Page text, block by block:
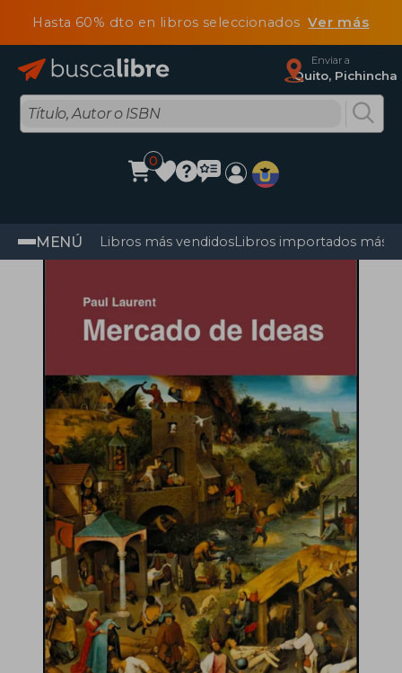
Hasta 60% dto en libros seleccionadosVer más
Enviar a
Quito, Pichincha
0
MENÚ Libros más vendidosLibros importados más